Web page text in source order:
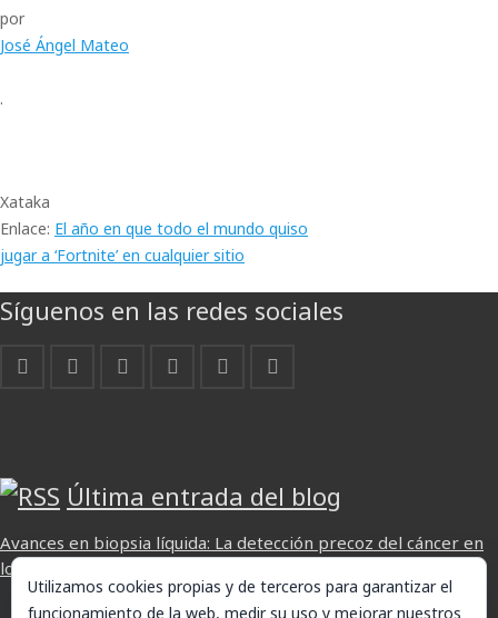
por
José Ángel Mateo
.
Xataka
Enlace: El año en que todo el mundo quiso
jugar a ‘Fortnite’ en cualquier sitio
Síguenos en las redes sociales
Última entrada del blog
Avances en biopsia líquida: La detección precoz del cáncer en
los laboratorios actuales
Utilizamos cookies propias y de terceros para garantizar el
funcionamiento de la web, medir su uso y mejorar nuestros